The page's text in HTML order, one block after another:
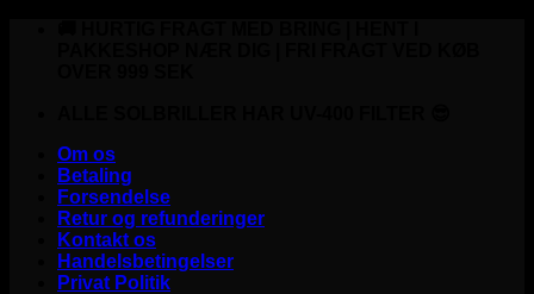
Om os
Betaling
Forsendelse
Retur og refunderinger
Kontakt os
Handelsbetingelser
Privat Politik